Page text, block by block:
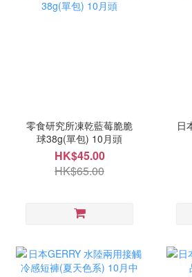
零食研究所凍乾藍莓脆脆
球38g(單包) 10月頭
HK$45.00
HK$65.00
日